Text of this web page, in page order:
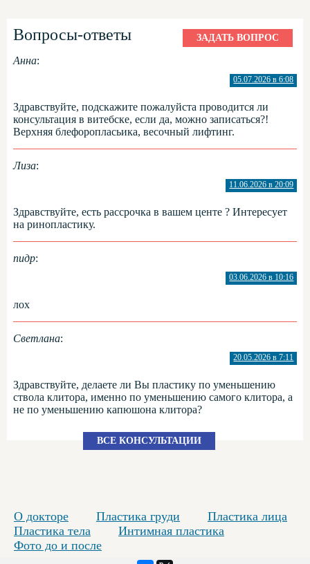
Вопросы-ответы ЗАДАТЬ ВОПРОС
Анна:
05.07.2026 в 6:08
Здравствуйте, подскажите пожалуйста проводится ли
консультация в витебске, если да, можно записаться?!
Верхняя блефоропласьика, весочный лифтинг.
Лиза:
11.06.2026 в 20:09
Здравствуйте, есть рассрочка в вашем центе ? Интересует
на ринопластику.
пидр:
03.06.2026 в 10:16
лох
Светлана:
20.05.2026 в 7:11
Здравствуйте, делаете ли Вы пластику по уменьшению
ствола клитора, именно по уменьшению самого клитора, а
не по уменьшению капюшона клитора?
ВСЕ КОНСУЛЬТАЦИИ
О докторе Пластика груди
Пластика лица
Пластика тела
Интимная пластика
Фото до и после